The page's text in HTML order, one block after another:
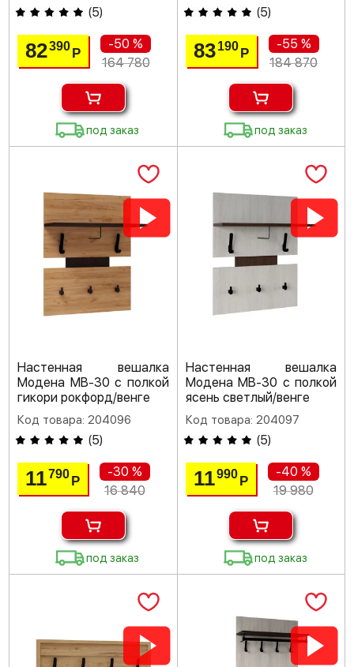
(5)
82390Р
-50 %
164 780
под заказ
(5)
83 190 Р
-55 %
184 870
под заказ
Настенная вешалка
Модена МВ-30 с полкой
гикори рокфорд/венге
Код товара: 204096
(5)
11790Р
-30 %
16 840
под заказ
Настенная вешалка
Модена МВ-30 с полкой
ясень светлый/венге
Код товара: 204097
(5)
11990 Р
-40 %
19 980
под заказ